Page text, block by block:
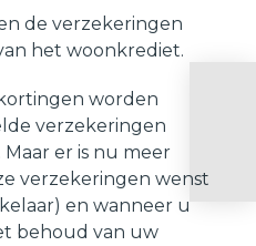
de verzekeringen
het woonkrediet.
worden
verzekeringen
er is nu meer
verzekeringen wenst
en wanneer u
behoud van uw